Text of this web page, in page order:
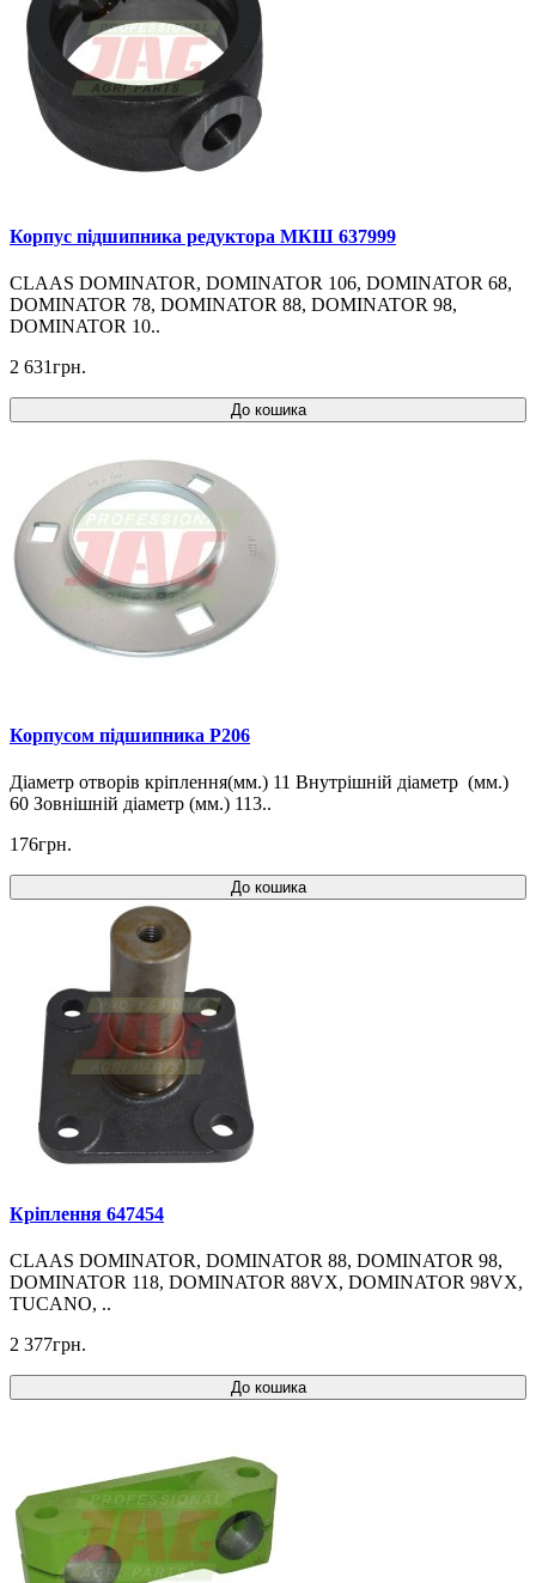
Корпус підшипника редуктора МКШ 637999
CLAAS DOMINATOR, DOMINATOR 106, DOMINATOR 68,
DOMINATOR 78, DOMINATOR 88, DOMINATOR 98,
DOMINATOR 10..
2 631грн.
До кошика
Корпусом підшипника P206
Діаметр отворів кріплення(мм.) 11 Внутрішній діаметр (мм.)
60 Зовнішній діаметр (мм.) 113..
176грн.
До кошика
Кріплення 647454
CLAAS DOMINATOR, DOMINATOR 88, DOMINATOR 98,
DOMINATOR 118, DOMINATOR 88VX, DOMINATOR 98VX,
TUCANO, ..
2 377грн.
До кошика